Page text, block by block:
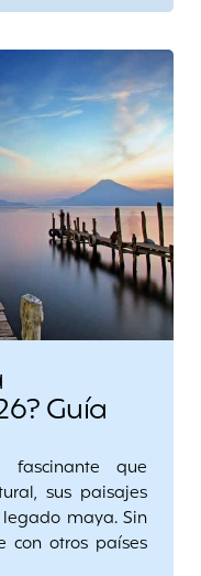
Guía
que
sus paisajes
maya. Sin
con otros países